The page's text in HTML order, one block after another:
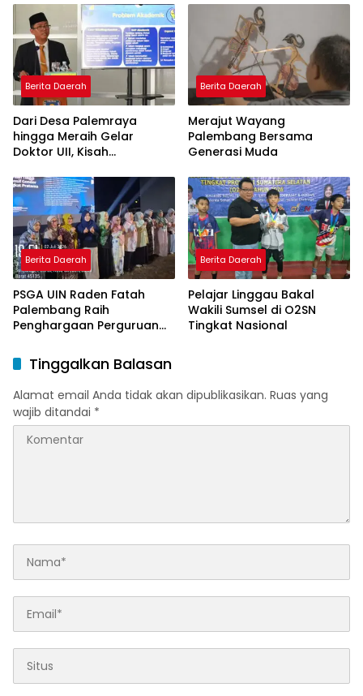
Model Pembelajaran
Nagham Al-Qur’an di UMM
Berita Daerah
Dari Desa Palemraya
hingga Meraih Gelar
Doktor UII, Kisah
Yogyakarta yang Pernah
Menjadi Driver Taksi Online
Berita Daerah
Merajut Wayang
Palembang Bersama
Generasi Muda
Berita Daerah
PSGA UIN Raden Fatah
Palembang Raih
Penghargaan Perguruan
Peringkat Pratama
Berita Daerah
Pelajar Linggau Bakal
Wakili Sumsel di O2SN
Tingkat Nasional
Tinggalkan Balasan
Alamat email Anda tidak akan dipublikasikan. Ruas yang
wajib ditandai *